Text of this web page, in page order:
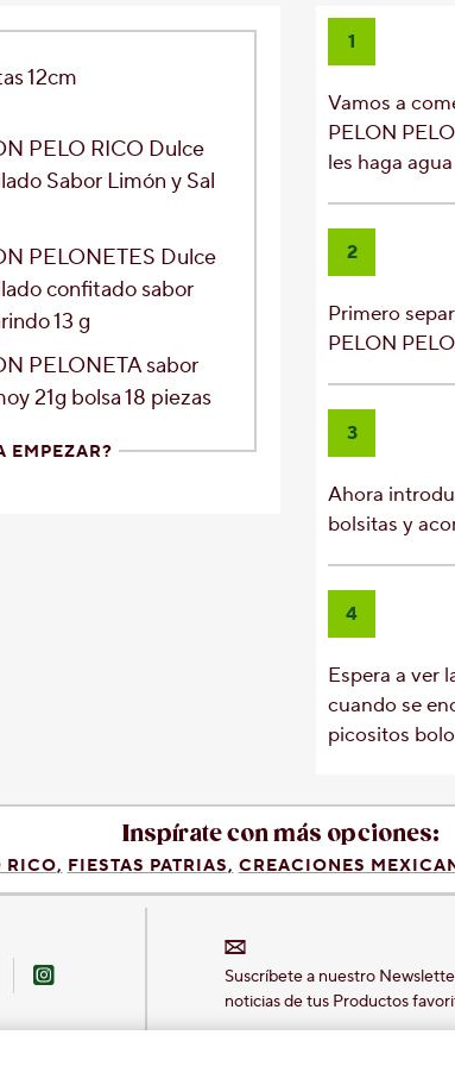
12cm
PELO RICO Dulce
Sabor Limón y Sal
PELONETES Dulce
confitado sabor
13 g
PELONETA sabor
21g bolsa 18 piezas
EMPEZAR?
1
Vamos a
PELON
les haga
2
Primero
PELON
3
Ahora
bolsitas y
4
Espera a ver
cuando se
picositos
Inspírate con más opciones:
RICO FIESTAS PATRIAS CREACIONES
Hershey-MéxicoHershey-México
Instagram-Hershey-México
Suscríbete a nuestro
noticias de tus Productos